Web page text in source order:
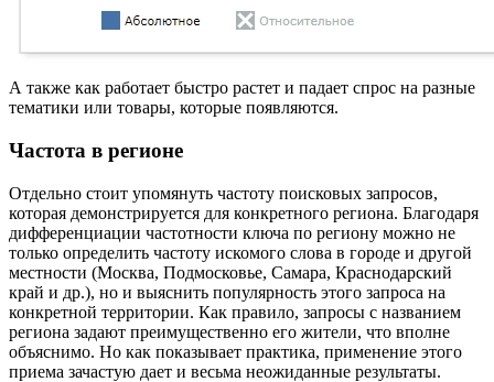
А также как работает быстро растет и падает спрос на разные
тематики или товары, которые появляются.
Частота в регионе
Отдельно стоит упомянуть частоту поисковых запросов,
которая демонстрируется для конкретного региона. Благодаря
дифференциации частотности ключа по региону можно не
только определить частоту искомого слова в городе и другой
местности (Москва, Подмосковье, Самара, Краснодарский
край и др.), но и выяснить популярность этого запроса на
конкретной территории. Как правило, запросы с названием
региона задают преимущественно его жители, что вполне
объяснимо. Но как показывает практика, применение этого
приема зачастую дает и весьма неожиданные результаты.